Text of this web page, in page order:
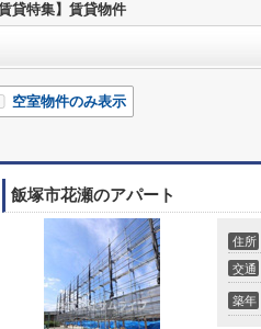
賃貸特集】賃貸物件
空室物件のみ表示
飯塚市花瀬のアパート
住所
交通
築年